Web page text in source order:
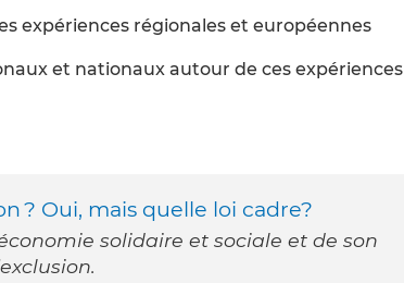
expériences régionales et européennes
et nationaux autour de ces expériences
? Oui, mais quelle loi cadre?
solidaire et sociale et de son